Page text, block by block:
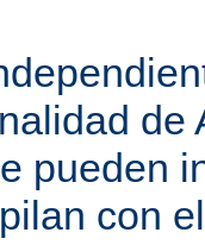
de
pueden
con